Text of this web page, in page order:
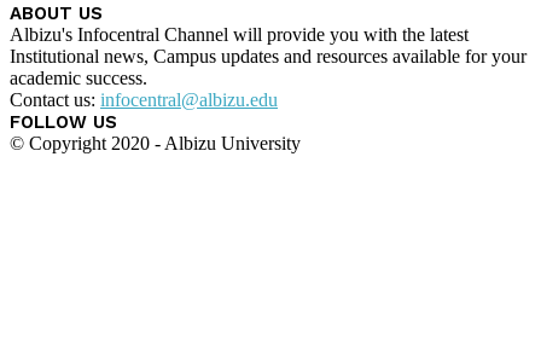
ABOUT US
Albizu's Infocentral Channel will provide you with the latest
Institutional news, Campus updates and resources available for your
academic success.
Contact us: infocentral@albizu.edu
FOLLOW US
© Copyright 2020 - Albizu University